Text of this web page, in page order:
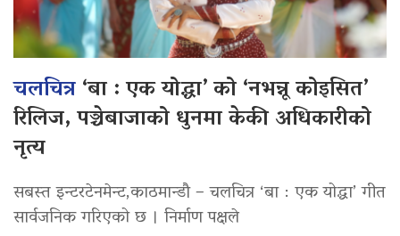
चलचित्र‘बा : एक योद्धा’ को ‘नभन्नू कोइसित’
रिलिज, पञ्चेबाजाको धुनमा केकी अधिकारीको
नृत्य
सबस्त इन्टरटेनमेन्ट,काठमान्डौ – चलचित्र ‘बा : एक योद्धा’ गीत
सार्वजनिक गरिएको छ । निर्माण पक्षले